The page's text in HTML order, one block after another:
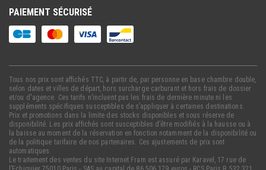
PAIEMENT SÉCURISÉ
Tous nos prix sont affichés TTC, à partir de, par personne en base chambre double,
selon dates et villes de départ, hors surcharge carburant et hors frais de dossier
et/ou d'agence. Ces tarifs n’incluent pas les frais de dernière minute ni les
suppléments spécifiques susceptibles de s’appliquer à certaines destinations.
Prix et promotions dans la limite des stocks disponibles et sous réserve de
disponibilité. Les prix affichés sont susceptibles d’être modifiés à la hausse ou à
la baisse au moment de la réservation en fonction notamment de la disponibilité ou
de la politique tarifaire de nos partenaires. Ces ajustements de prix sont
automatiques.
Le traitement des ventes du site Internet Fram est assuré par Karavel, 17 rue de